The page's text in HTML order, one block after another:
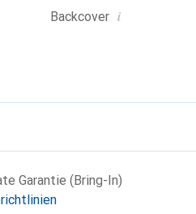
Backcover i
Garantie (Bring-In)